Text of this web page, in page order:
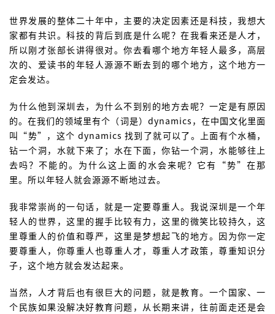
世界发展的整体二十年中，主要的决定因素还是科技，我想大
家都有共识。科技的背后到底是什么呢？在我看来还是人才，
所以刚才张部长讲得很对。你去看哪个地方年轻人最多，高层
次的、爱读书的年轻人源源不断去到的哪个地方，这个地方一
定会发达。
为什么他到深圳去，为什么不到别的地方去呢？一定是有原因
的。在我们的领域里有个（词是）dynamics，在中国文化里面
叫“势”，这个 dynamics 找到了就可以了。上面有个水桶，
钻一个洞，水就下来了；水在下面，你钻一个洞，水能够往上
去吗？不能的。为什么这上面的水会来呢？它有“势”在那
里。所以年轻人就会源源不断地过去。
我非常崇尚的一句话，就是一定要尊重人。我说深圳是一个年
轻人的世界，这里的握手比较有力，这里的微笑比较持久，这
里尊重人的价值和尊严，这里是梦想起飞的地方。因为你一定
要尊重人，你尊重人也尊重人才，尊重人才政策，尊重知识分
子，这个地方就会发达起来。
当然，人才背后也有很巨大的问题，就是教育。一个国家、一
个民族如果没解决好教育问题，从长期来讲，往前面走还是会